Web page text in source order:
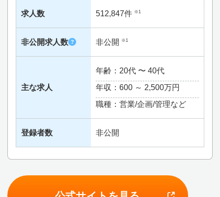
求人数 512,847件 ※1
非公開求人数 ? 非公開 ※1
主な求人
年齢：20代 〜 40代
年収：600 ～ 2,500万円
職種：営業/企画/管理など
登録者数 非公開